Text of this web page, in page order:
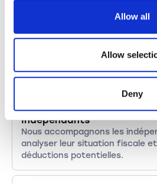
Allow all
Allow
Deny
la répartition correcte de la
déclaration commune.
Nous aidons les retraités à
AVS, caisse de pension et
Indépendants
Nous accompagnons les
analyser leur situation fiscale
déductions potentielles.